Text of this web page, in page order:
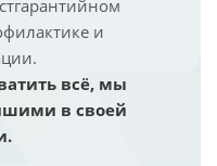
и
всё, мы
в своей